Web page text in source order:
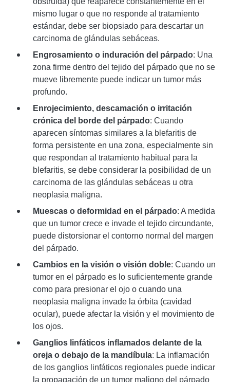
mismo lugar o que no responde al tratamiento
estándar, debe ser biopsiado para descartar un
carcinoma de glándulas sebáceas.
Engrosamiento o induración del párpado: Una
zona firme dentro del tejido del párpado que no se
mueve libremente puede indicar un tumor más
profundo.
Enrojecimiento, descamación o irritación
crónica del borde del párpado: Cuando
aparecen síntomas similares a la blefaritis de
forma persistente en una zona, especialmente sin
que respondan al tratamiento habitual para la
blefaritis, se debe considerar la posibilidad de un
carcinoma de las glándulas sebáceas u otra
neoplasia maligna.
Muescas o deformidad en el párpado: A medida
que un tumor crece e invade el tejido circundante,
puede distorsionar el contorno normal del margen
del párpado.
Cambios en la visión o visión doble: Cuando un
tumor en el párpado es lo suficientemente grande
como para presionar el ojo o cuando una
neoplasia maligna invade la órbita (cavidad
ocular), puede afectar la visión y el movimiento de
los ojos.
Ganglios linfáticos inflamados delante de la
oreja o debajo de la mandíbula: La inflamación
de los ganglios linfáticos regionales puede indicar
la propagación de un tumor maligno del párpado